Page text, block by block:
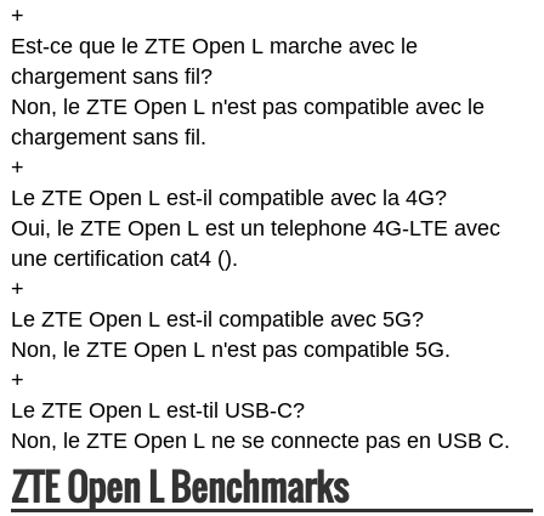
+
Est-ce que le ZTE Open L marche avec le
chargement sans fil?
Non, le ZTE Open L n'est pas compatible avec le
chargement sans fil.
+
Le ZTE Open L est-il compatible avec la 4G?
Oui, le ZTE Open L est un telephone 4G-LTE avec
une certification cat4 ().
+
Le ZTE Open L est-il compatible avec 5G?
Non, le ZTE Open L n'est pas compatible 5G.
+
Le ZTE Open L est-til USB-C?
Non, le ZTE Open L ne se connecte pas en USB C.
ZTE Open L Benchmarks